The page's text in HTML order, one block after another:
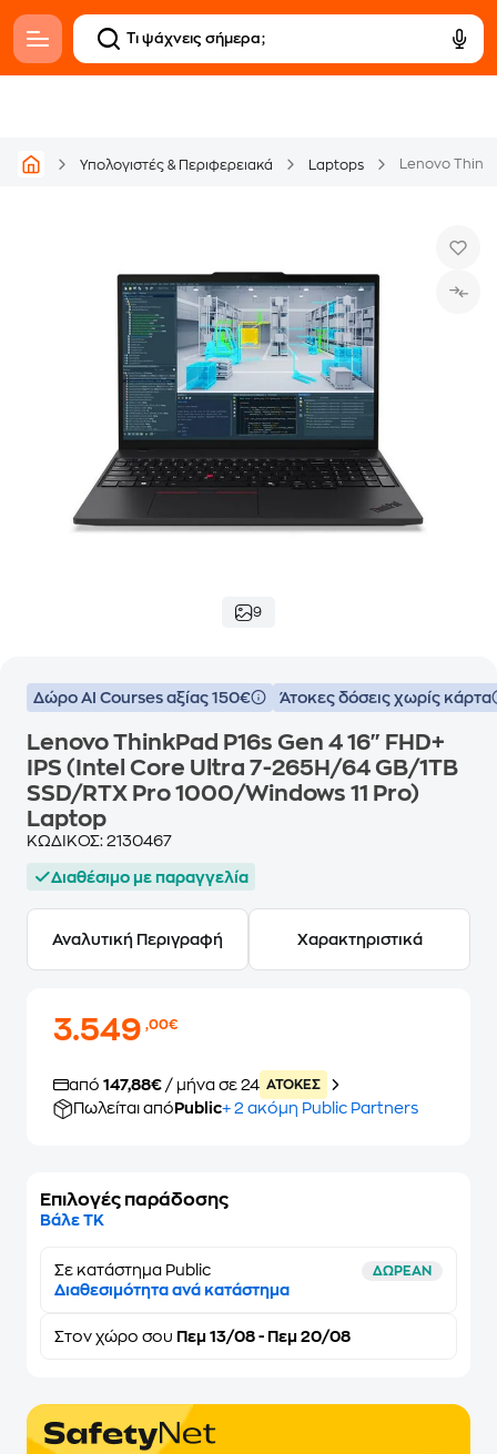
Υπολογιστές & Περιφερειακά Laptops
9
Δώρο ΑΙ Courses αξίας 150€ Άτοκες δόσεις χωρίς κάρτα
Lenovo ThinkPad P16s Gen 4 16" FHD+
IPS (Intel Core Ultra 7-265H/64 GB/1TB
SSD/RTX Pro 1000/Windows 11 Pro)
Laptop
ΚΩΔΙΚΟΣ: 2130467
Διαθέσιμο με παραγγελία
Αναλυτική Περιγραφή Χαρακτηριστικά
3.549,00€
από 147,88€ / μήνα σε 24 ATOKEΣ
Πωλείται από Public+ 2 ακόμη Public Partners
Επιλογές παράδοσης
Βάλε ΤΚ
Σε κατάστημα Public ΔΩΡΕΑΝ
Διαθεσιμότητα ανά κατάστημα
Στον χώρο σου Πεμ 13/08 - Πεμ 20/08